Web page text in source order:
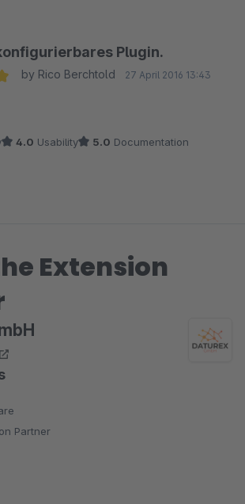
Plugin.
by Rico Berchtold 27 April 2016 13:43
4.0 Usability 5.0 Documentation
Extension
Partner